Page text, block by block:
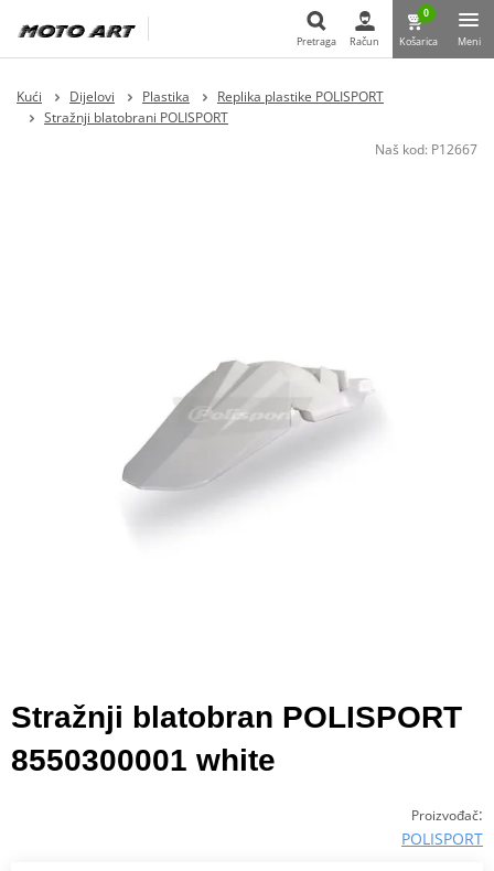
Pretraga Račun
0
Košarica Meni
Kući Dijelovi Plastika
Replika plastike POLISPORT
Stražnji blatobrani POLISPORT
Naš kod: P12667
Stražnji blatobran POLISPORT
8550300001 white
Proizvođač:
POLISPORT